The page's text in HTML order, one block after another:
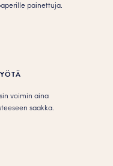
painettuja.
voimin aina
saakka.